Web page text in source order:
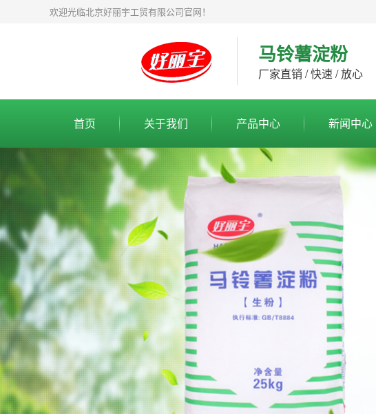
欢迎光临北京好丽宇工贸有限公司官网！
马铃薯淀粉
厂家直销 / 快速 / 放心
首页 关于我们 产品中心 新闻中心